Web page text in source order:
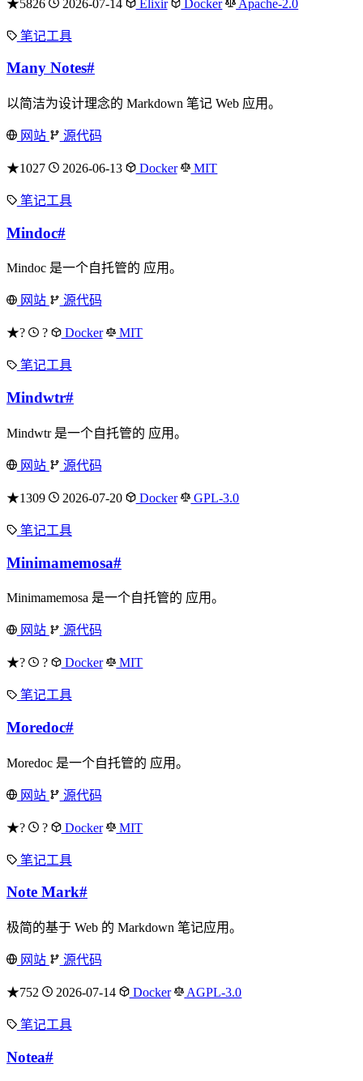
★5826 2026-07-14 Elixir Docker Apache-2.0
笔记工具
Many Notes#
以简洁为设计理念的 Markdown 笔记 Web 应用。
网站 源代码
★1027 2026-06-13 Docker MIT
笔记工具
Mindoc#
Mindoc 是一个自托管的 应用。
网站 源代码
★? ? Docker MIT
笔记工具
Mindwtr#
Mindwtr 是一个自托管的 应用。
网站 源代码
★1309 2026-07-20 Docker GPL-3.0
笔记工具
Minimamemosa#
Minimamemosa 是一个自托管的 应用。
网站 源代码
★? ? Docker MIT
笔记工具
Moredoc#
Moredoc 是一个自托管的 应用。
网站 源代码
★? ? Docker MIT
笔记工具
Note Mark#
极简的基于 Web 的 Markdown 笔记应用。
网站 源代码
★752 2026-07-14 Docker AGPL-3.0
笔记工具
Notea#